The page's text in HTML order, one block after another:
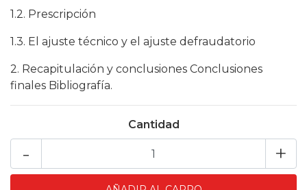
1.2. Prescripción
1.3. El ajuste técnico y el ajuste defraudatorio
2. Recapitulación y conclusiones Conclusiones
finales Bibliografía.
Cantidad
+
-